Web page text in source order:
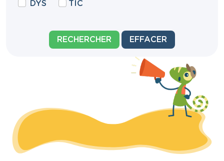
DYS TIC
RECHERCHER EFFACER